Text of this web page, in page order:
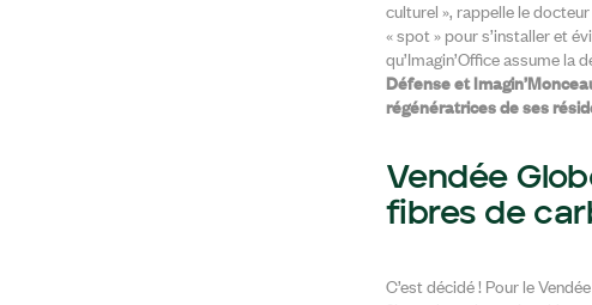
culturel », rappelle le
« spot » pour s’installer et
qu’Imagin’Office assume
Défenseet
régénératrices de ses
Vendée
fibres de
C’est décidé ! Pour le